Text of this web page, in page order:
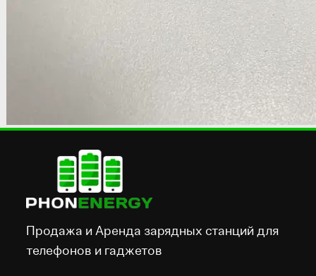
Продажа и Аренда зарядных станций для
телефонов и гаджетов